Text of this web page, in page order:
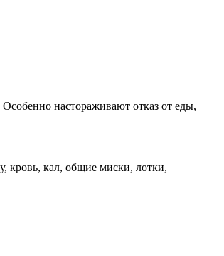
настораживают отказ от еды,
кровь, кал, общие миски, лотки,